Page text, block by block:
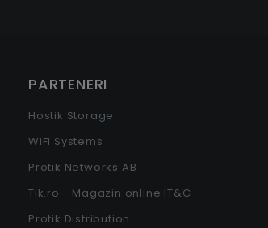
PARTENERI
Hostik Storage
WiFi Systems
Protik Networks AB
Tik.ro - Magazin online IT&C
Protik Distribution